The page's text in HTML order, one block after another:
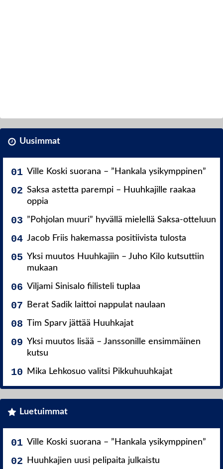
Uusimmat
Ville Koski suorana – ”Hankala ysikymppinen”
Saksa astetta parempi – Huuhkajille raakaa
oppia
”Pohjolan muuri” hyvällä mielellä Saksa-otteluun
Jacob Friis hakemassa positiivista tulosta
Yksi muutos Huuhkajiin – Juho Kilo kutsuttiin
mukaan
Viljami Sinisalo fiilisteli tuplaa
Berat Sadik laittoi nappulat naulaan
Tim Sparv jättää Huuhkajat
Yksi muutos lisää – Janssonille ensimmäinen
kutsu
Mika Lehkosuo valitsi Pikkuhuuhkajat
Luetuimmat
Ville Koski suorana – ”Hankala ysikymppinen”
Huuhkajien uusi pelipaita julkaistu